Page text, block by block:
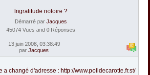
Ingratitude notoire ?
Démarré par Jacques
45074 Vues and 0 Réponses
13 juin 2008, 03:38:49
par Jacques
a changé d'adresse : http://www.poildecarotte.fr.st/